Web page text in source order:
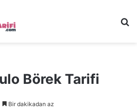
Börek Tarifi
Bir dakikadan az